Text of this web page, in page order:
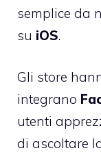
semplice da
su iOS.
Gli store
integrano
utenti
di ascoltare